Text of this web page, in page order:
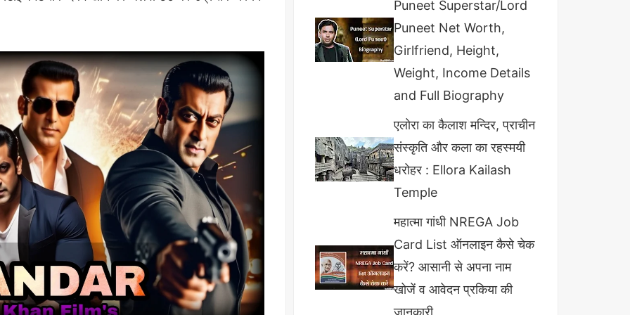
Puneet Superstar/Lord
Puneet Net Worth,
Girlfriend, Height,
Weight, Income Details
and Full Biography
एलोरा का कैलाश मन्दिर, प्राचीन
संस्कृति और कला का रहस्मयी
धरोहर : Ellora Kailash
Temple
महात्मा गांधी NREGA Job
Card List ऑनलाइन कैसे चेक
करें? आसानी से अपना नाम
खोजें व आवेदन प्रकिया की
जानकारी